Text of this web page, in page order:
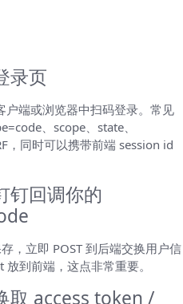
录页
户端或浏览器中扫码登录。常见
、scope、state、
，同时可以携带前端 session id
钉回调你的
，立即 POST 到后端交换用户信
到前端，这点非常重要。
取 access token /